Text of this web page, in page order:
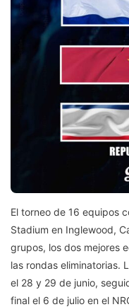
El torneo de 16 equipos
Stadium en Inglewood,
grupos, los dos mejores
las rondas eliminatorias.
el 28 y 29 de junio,
final el 6 de julio en el